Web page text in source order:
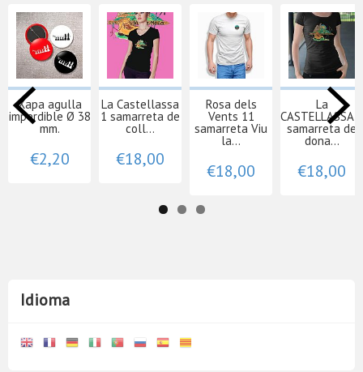
Idioma
Xapa agulla
imperdible Ø 38
mm.
€2,20
La Castellassa
1 samarreta de
coll...
€18,00
Rosa dels
Vents 11
samarreta Viu
la...
€18,00
La
CASTELLASSA 1
samarreta de
dona...
€18,00